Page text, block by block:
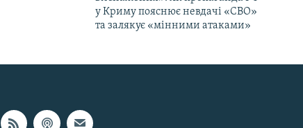
у Криму пояснює невдачі «СВО»
та залякує «мінними атаками»